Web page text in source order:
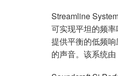
Streamline
可实现平坦的频
提供平衡的低频
的声音。该系统